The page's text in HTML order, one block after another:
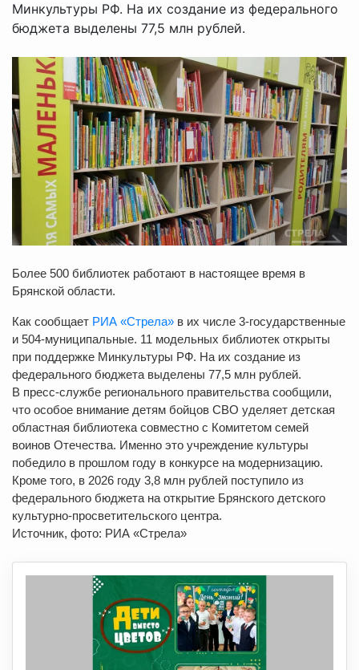
Минкультуры РФ. На их создание из федерального
бюджета выделены 77,5 млн рублей.
Более 500 библиотек работают в настоящее время в
Брянской области.
Как сообщает РИА «Стрела» в их числе 3-государственные
и 504-муниципальные. 11 модельных библиотек открыты
при поддержке Минкультуры РФ. На их создание из
федерального бюджета выделены 77,5 млн рублей.
В пресс-службе регионального правительства сообщили,
что особое внимание детям бойцов СВО уделяет детская
областная библиотека совместно с Комитетом семей
воинов Отечества. Именно это учреждение культуры
победило в прошлом году в конкурсе на модернизацию.
Кроме того, в 2026 году 3,8 млн рублей поступило из
федерального бюджета на открытие Брянского детского
культурно-просветительского центра.
Источник, фото: РИА «Стрела»